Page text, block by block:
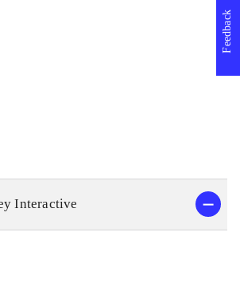
Interactive
Feedback